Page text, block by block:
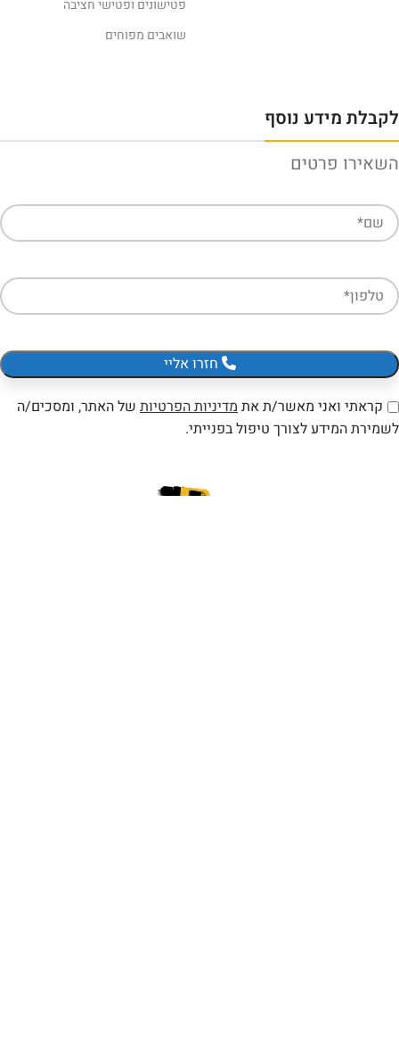
פטישונים ופטישי חציבה
שואבים מפוחים
לקבלת מידע נוסף
השאירו פרטים
חזרו אליי
קראתי ואני מאשר/ת את מדיניות הפרטיות של האתר, ומסכים/ה
לשמירת המידע לצורך טיפול בפנייתי.